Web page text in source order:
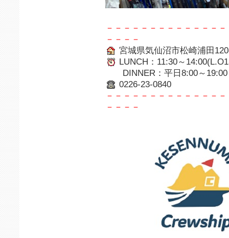
－－－－－－－－－－－－－
－－－－
宮城県気仙沼市松崎浦田
LUNCH：11:30～
DINNER：平日8:00～19:00
0226-23-0840
－－－－－－－－－－－－－
－－－－